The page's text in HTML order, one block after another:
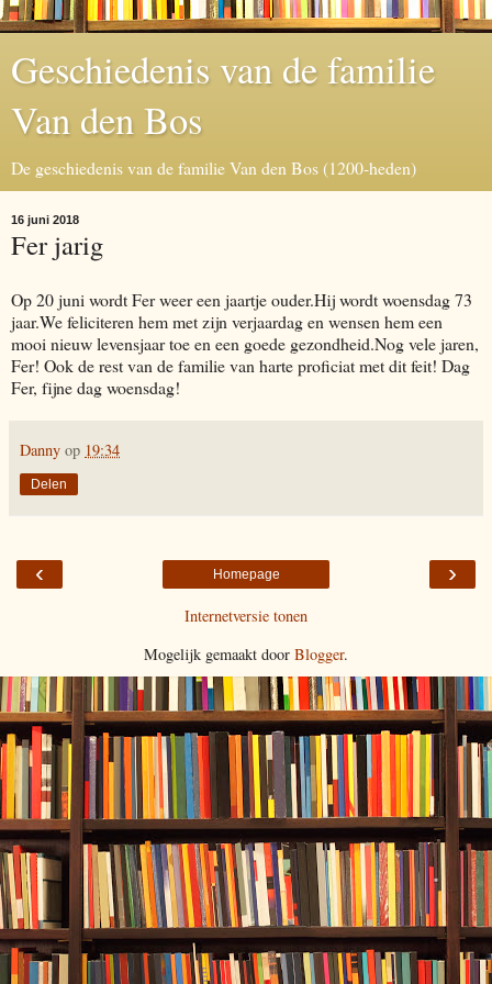
Geschiedenis van de familie
Van den Bos
De geschiedenis van de familie Van den Bos (1200-heden)
16 juni 2018
Fer jarig
Op 20 juni wordt Fer weer een jaartje ouder.Hij wordt woensdag 73
jaar.We feliciteren hem met zijn verjaardag en wensen hem een
mooi nieuw levensjaar toe en een goede gezondheid.Nog vele jaren,
Fer! Ook de rest van de familie van harte proficiat met dit feit! Dag
Fer, fijne dag woensdag!
Danny op 19:34
Delen
‹ ›
Homepage
Internetversie tonen
Mogelijk gemaakt door Blogger.